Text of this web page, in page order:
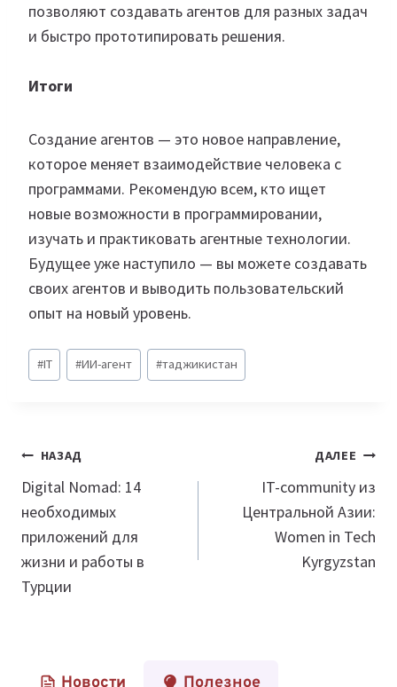
позволяют создавать агентов для разных задач
и быстро прототипировать решения.
Итоги
Создание агентов — это новое направление,
которое меняет взаимодействие человека с
программами. Рекомендую всем, кто ищет
новые возможности в программировании,
изучать и практиковать агентные технологии.
Будущее уже наступило — вы можете создавать
своих агентов и выводить пользовательский
опыт на новый уровень.
Метки
записи:
#IT #ИИ-агент #таджикистан
Навигация
по
записям
НАЗАД
Digital Nomad: 14
необходимых
приложений для
жизни и работы в
Турции
ДАЛЕЕ
IT-community из
Центральной Азии:
Women in Tech
Kyrgyzstan